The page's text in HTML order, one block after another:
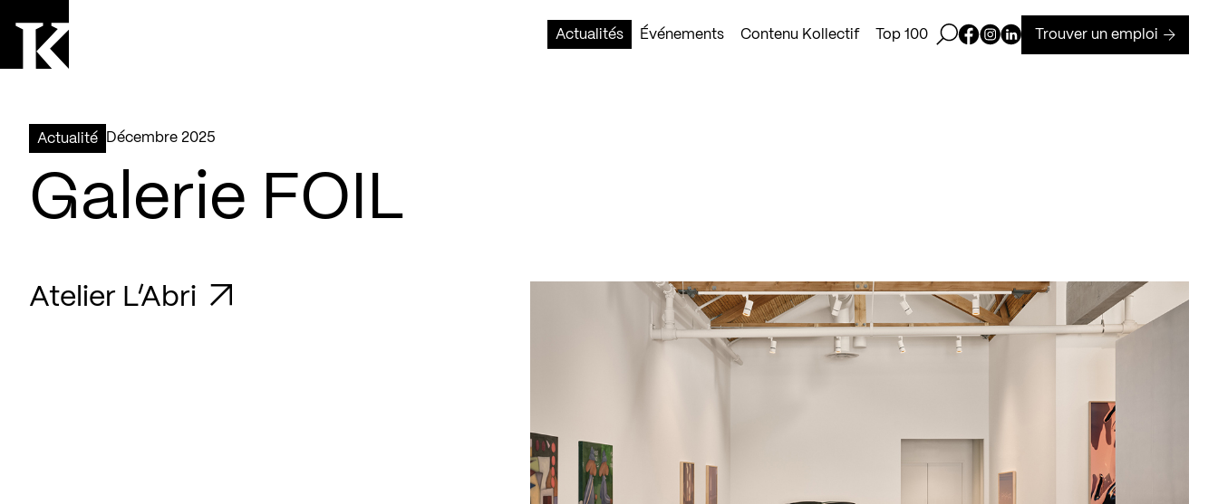
Actualités
Événements Contenu Kollectif Top 100 Ouvrir la barre de recherche
Page Facebook de Kollectif
Page Instagram de Kollectif
Page Linkedin de Kollectif
Trouver un emploi
Actualité décembre 2025
Galerie FOIL
Atelier L’Abri